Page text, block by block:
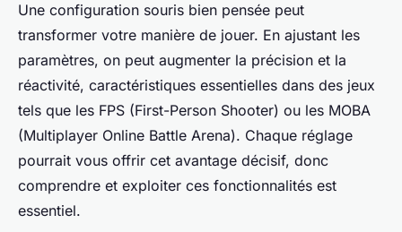
Une configuration souris bien pensée peut
transformer votre manière de jouer. En ajustant les
paramètres, on peut augmenter la précision et la
réactivité, caractéristiques essentielles dans des jeux
tels que les FPS (First-Person Shooter) ou les MOBA
(Multiplayer Online Battle Arena). Chaque réglage
pourrait vous offrir cet avantage décisif, donc
comprendre et exploiter ces fonctionnalités est
essentiel.